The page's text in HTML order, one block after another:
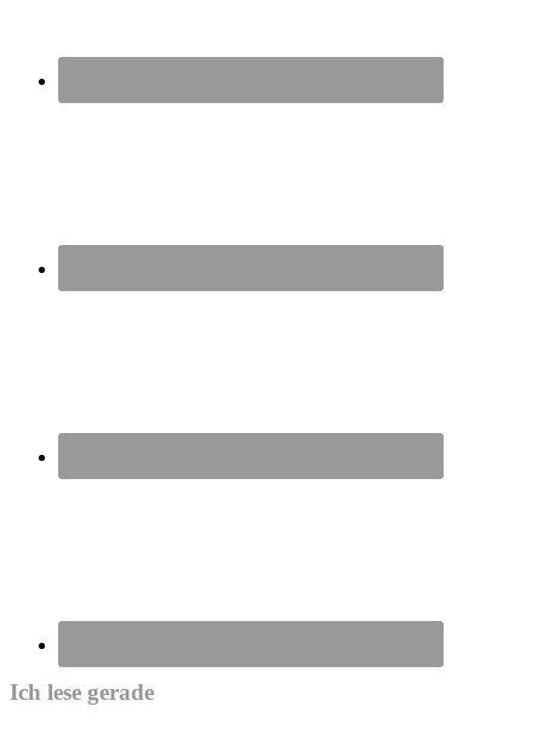
Ich lese gerade